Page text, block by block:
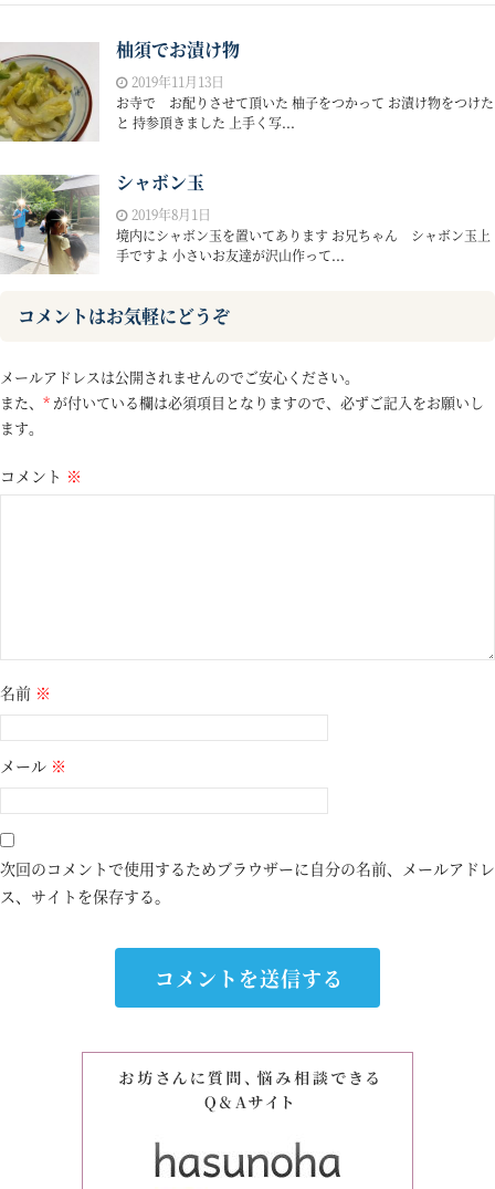
柚須でお漬け物
2019年11月13日
お寺で お配りさせて頂いた 柚子をつかって お漬け物をつけた
と 持参頂きました 上手く写...
シャボン玉
2019年8月1日
境内にシャボン玉を置いてあります お兄ちゃん シャボン玉上
手ですよ 小さいお友達が沢山作って...
コメントはお気軽にどうぞ
メールアドレスは公開されませんのでご安心ください。
また、 * が付いている欄は必須項目となりますので、必ずご記入をお願いし
ます。
コメント ※
名前 ※
メール ※
次回のコメントで使用するためブラウザーに自分の名前、メールアドレ
ス、サイトを保存する。